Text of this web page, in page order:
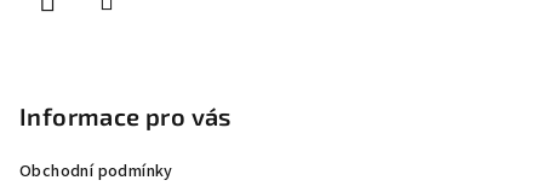
Informace pro vás
Obchodní podmínky